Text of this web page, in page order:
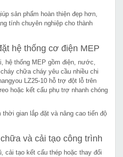
sản phẩm hoàn thiện đẹp hơn,
tính chuyên nghiệp cho thành
hệ thống cơ điện MEP
hệ thống MEP gồm điện, nước,
chữa cháy yêu cầu nhiều chi
LZ25-10 hỗ trợ đột lỗ trên
hoặc kết cấu phụ trợ nhanh chóng
gian lắp đặt và nâng cao tiến độ
và cải tạo công trình
cải tạo kết cấu thép hoặc thay đổi